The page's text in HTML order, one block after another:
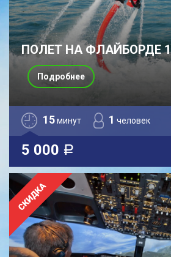
ПОЛЕТ НА ФЛАЙБОРДЕ
15минут 1 человек
5 000 a
Подробнее